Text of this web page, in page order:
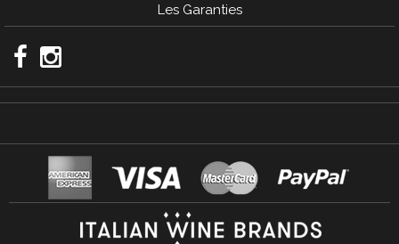
Les Garanties